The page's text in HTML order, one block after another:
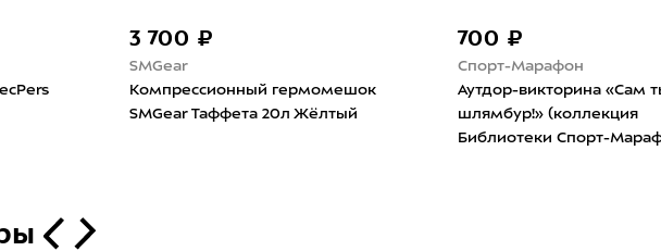
3 700 ₽
SMGear
Компрессионный гермомешок
SMGear Таффета 20л Жёлтый
700 ₽
Спорт-Марафон
Аутдор-викторина «Сам
шлямбур!» (коллекция
Библиотеки Спорт-